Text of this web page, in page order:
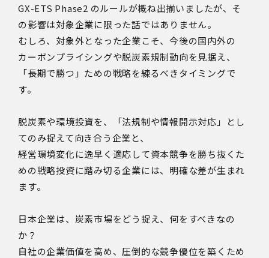
GX-ETS Phase2 のルールが概ね出揃いましたが、そ
の影響は対象企業に限った話ではありません。
むしろ、対象外となった企業こそ、今後の国内外の
カーボンプライシングや脱炭素規制動向を見据え、
「長期で勝つ」ための戦略を練るべきタイミングで
す。
脱炭素や環境投資を、「法規制や情報開示対応」とし
てのみ捉えて向き合う企業と、
経営環境変化に逸早く適応して資本競争を勝ち抜くた
めの戦略投資に踏み切る企業には、明確な差が生まれ
ます。
日本企業は、炭素市場をどう捉え、何をすべきなの
か？
自社の企業価値を高め、圧倒的な競争優位を築くため